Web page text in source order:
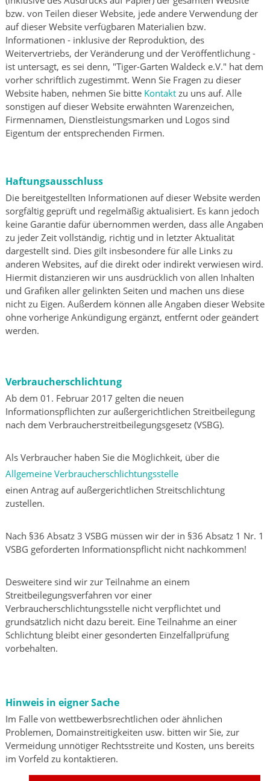
bzw. von Teilen dieser Website, jede andere Verwendung der
auf dieser Website verfügbaren Materialien bzw.
Informationen - inklusive der Reproduktion, des
Weitervertriebs, der Veränderung und der Veröffentlichung -
ist untersagt, es sei denn, "Tiger-Garten Waldeck e.V." hat dem
vorher schriftlich zugestimmt. Wenn Sie Fragen zu dieser
Website haben, nehmen Sie bitte Kontaktzu uns auf. Alle
sonstigen auf dieser Website erwähnten Warenzeichen,
Firmennamen, Dienstleistungsmarken und Logos sind
Eigentum der entsprechenden Firmen.
Haftungsausschluss
Die bereitgestellten Informationen auf dieser Website werden
sorgfältig geprüft und regelmäßig aktualisiert. Es kann jedoch
keine Garantie dafür übernommen werden, dass alle Angaben
zu jeder Zeit vollständig, richtig und in letzter Aktualität
dargestellt sind. Dies gilt insbesondere für alle Links zu
anderen Websites, auf die direkt oder indirekt verwiesen wird.
Hiermit distanzieren wir uns ausdrücklich von allen Inhalten
und Grafiken aller gelinkten Seiten und machen uns diese
nicht zu Eigen. Außerdem können alle Angaben dieser Website
ohne vorherige Ankündigung ergänzt, entfernt oder geändert
werden.
Verbraucherschlichtung
Ab dem 01. Februar 2017 gelten die neuen
Informationspflichten zur außergerichtlichen Streitbeilegung
nach dem Verbraucherstreitbeilegungsgesetz (VSBG).
Als Verbraucher haben Sie die Möglichkeit, über die
Allgemeine Verbraucherschlichtungsstelle
einen Antrag auf außergerichtlichen Streitschlichtung
zustellen.
Nach §36 Absatz 3 VSBG müssen wir der in §36 Absatz 1 Nr. 1
VSBG geforderten Informationspflicht nicht nachkommen!
Desweitere sind wir zur Teilnahme an einem
Streitbeilegungsverfahren vor einer
Verbraucherschlichtungsstelle nicht verpflichtet und
grundsätzlich nicht dazu bereit. Eine Teilnahme an einer
Schlichtung bleibt einer gesonderten Einzelfallprüfung
vorbehalten.
Hinweis in eigner Sache
Im Falle von wettbewerbsrechtlichen oder ähnlichen
Problemen, Domainstreitigkeiten usw. bitten wir Sie, zur
Vermeidung unnötiger Rechtsstreite und Kosten, uns bereits
im Vorfeld zu kontaktieren.